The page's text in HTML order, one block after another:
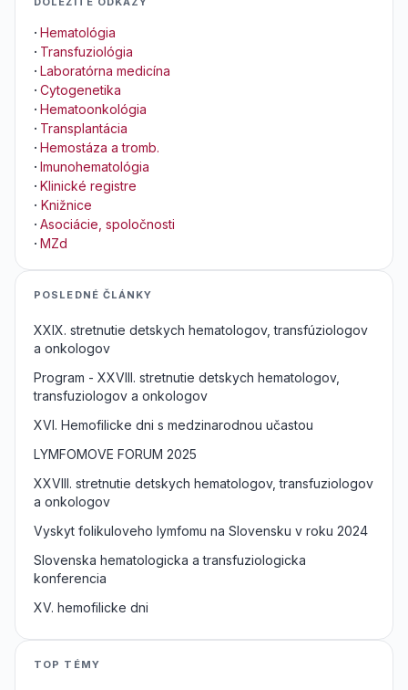
· Hematológia
· Transfuziológia
· Laboratórna medicína
· Cytogenetika
· Hematoonkológia
· Transplantácia
· Hemostáza a tromb.
· Imunohematológia
· Klinické registre
· Knižnice
· Asociácie, spoločnosti
· MZd
POSLEDNÉ ČLÁNKY
XXIX. stretnutie detskych hematologov, transfúziologov
a onkologov
Program - XXVIII. stretnutie detskych hematologov,
transfuziologov a onkologov
XVI. Hemofilicke dni s medzinarodnou učastou
LYMFOMOVE FORUM 2025
XXVIII. stretnutie detskych hematologov, transfuziologov
a onkologov
Vyskyt folikuloveho lymfomu na Slovensku v roku 2024
Slovenska hematologicka a transfuziologicka
konferencia
XV. hemofilicke dni
TOP TÉMY